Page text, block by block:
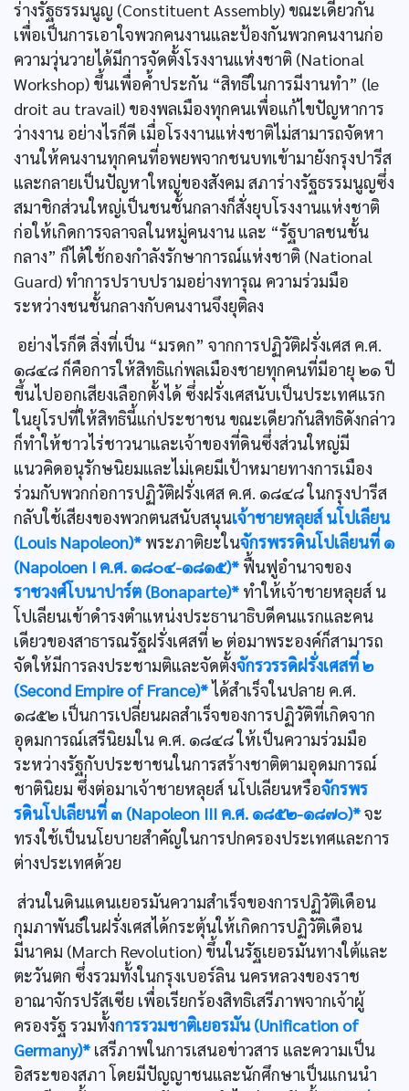
ร่างรัฐธรรมนูญ (Constituent Assembly) ขณะเดียวกัน
เพื่อเป็นการเอาใจพวกคนงานและป้องกันพวกคนงานก่อ
ความวุ่นวายได้มีการจัดตั้งโรงงานแห่งชาติ (National
Workshop) ขึ้นเพื่อคํ้าประกัน “สิทธิในการมีงานทำ” (le
droit au travail) ของพลเมืองทุกคนเพื่อแก้ไขปัญหาการ
ว่างงาน อย่างไรก็ดี เมื่อโรงงานแห่งชาติไม่สามารถจัดหา
งานให้คนงานทุกคนที่อพยพจากชนบทเข้ามายังกรุงปารีส
และกลายเป็นปัญหาใหญ่ของสังคม สภาร่างรัฐธรรมนูญซึ่ง
สมาชิกส่วนใหญ่เป็นชนชั้นกลางก็สั่งยุบโรงงานแห่งชาติ
ก่อให้เกิดการจลาจลในหมู่คนงาน และ “รัฐบาลชนชั้น
กลาง” ก็ได้ใช้กองกำลังรักษาการณ์แห่งชาติ (National
Guard) ทำการปราบปรามอย่างทารุณ ความร่วมมือ
ระหว่างชนชั้นกลางกับคนงานจึงยุติลง
อย่างไรก็ดี สิ่งที่เป็น “มรดก” จากการปฏิวัติฝรั่งเศส ค.ศ.
๑๘๔๘ ก็คือการให้สิทธิแก่พลเมืองชายทุกคนที่มีอายุ ๒๑ ปี
ขึ้นไปออกเสียงเลือกตั้งได้ ซึ่งฝรั่งเศสนับเป็นประเทศแรก
ในยุโรปที่ให้สิทธินี้แก่ประชาชน ขณะเดียวกันสิทธิดังกล่าว
ก็ทำให้ชาวไร่ชาวนาและเจ้าของที่ดินซึ่งส่วนใหญ่มี
แนวคิดอนุรักษนิยมและไม่เคยมีเป้าหมายทางการเมือง
ร่วมกับพวกก่อการปฏิวัติฝรั่งเศส ค.ศ. ๑๘๔๘ ในกรุงปารีส
กลับใช้เสียงของพวกตนสนับสนุนเจ้าชายหลุยส์ นโปเลียน
(Louis Napoleon)* พระภาติยะในจักรพรรดินโปเลียนที่ ๑
(Napoloen I ค.ศ. ๑๘๐๔-๑๘๑๕)* ฟื้นฟูอำนาจของ
ราชวงศ์โบนาปาร์ต (Bonaparte)* ทำให้เจ้าชายหลุยส์ น
โปเลียนเข้าดำรงตำแหน่งประธานาธิบดีคนแรกและคน
เดียวของสาธารณรัฐฝรั่งเศสที่ ๒ ต่อมาพระองค์ก็สามารถ
จัดให้มีการลงประชามติและจัดตั้งจักรวรรดิฝรั่งเศสที่ ๒
(Second Empire of France)*ได้สำเร็จในปลาย ค.ศ.
๑๘๕๒ เป็นการเปลี่ยนผลสำเร็จของการปฏิวัติที่เกิดจาก
อุดมการณ์เสรีนิยมใน ค.ศ. ๑๘๔๘ ให้เป็นความร่วมมือ
ระหว่างรัฐกับประชาชนในการสร้างชาติตามอุดมการณ์
ชาตินิยม ซึ่งต่อมาเจ้าชายหลุยส์ นโปเลียนหรือจักรพร
รดินโปเลียนที่ ๓ (Napoleon III ค.ศ. ๑๘๕๒-๑๘๗๐)*จะ
ทรงใช้เป็นนโยบายสำคัญในการปกครองประเทศและการ
ต่างประเทศด้วย
ส่วนในดินแดนเยอรมันความสำเร็จของการปฏิวัติเดือน
กุมภาพันธ์ในฝรั่งเศสได้กระตุ้นให้เกิดการปฏิวัติเดือน
มีนาคม (March Revolution) ขึ้นในรัฐเยอรมันทางใต้และ
ตะวันตก ซึ่งรวมทั้งในกรุงเบอร์ลิน นครหลวงของราช
อาณาจักรปรัสเซีย เพื่อเรียกร้องสิทธิเสรีภาพจากเจ้าผู้
ครองรัฐ รวมทั้งการรวมชาติเยอรมัน (Unification of
Germany)* เสรีภาพในการเสนอข่าวสาร และความเป็น
อิสระของสภา โดยมีปัญญาชนและนักศึกษาเป็นแกนนำ